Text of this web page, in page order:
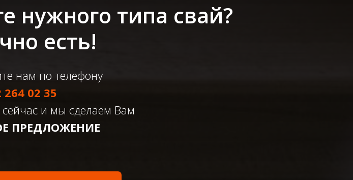
нужного типа свай?
есть!
нам по телефону
264 02 35
и мы сделаем Вам
ПРЕДЛОЖЕНИЕ